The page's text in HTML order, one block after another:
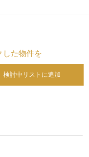
た物件を
検討中リストに追加